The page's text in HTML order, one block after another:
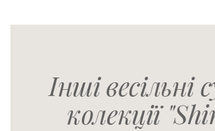
Інші весільні
колекції